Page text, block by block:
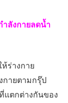
ำลังกายลดน้ำ
ร่างกาย
ายตามกรุ๊ป
แตกต่างกันของ